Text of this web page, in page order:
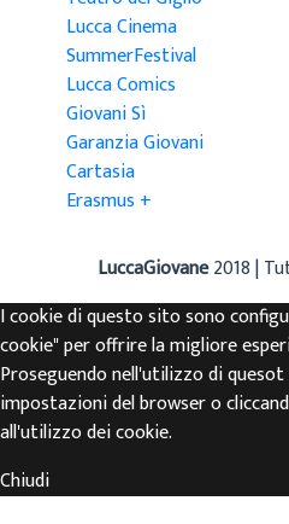
Lucca Cinema
SummerFestival
Lucca Comics
Giovani Sì
Garanzia Giovani
Cartasia
Erasmus +
LuccaGiovane2018 |
I cookie di questo sito sono
cookie" per offrire la migliore
Proseguendo nell'utilizzo di
impostazioni del browser o
all'utilizzo dei cookie.
Chiudi